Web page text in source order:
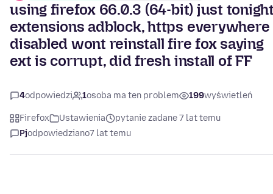
using firefox 66.0.3 (64-bit) just
extensions adblock, https everywhere
disabled wont reinstall fire fox saying
ext is corrupt, did fresh install of FF
4odpowiedzi 1osoba ma ten problem 199wyświetleń
Firefox Ustawienia
pytanie zadane 7 lat temu
Pjodpowiedziano7 lat temu